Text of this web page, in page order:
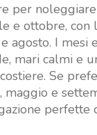
per
e ottobre, con
agosto. I mesi
mari calmi e
Se
maggio e
perfette